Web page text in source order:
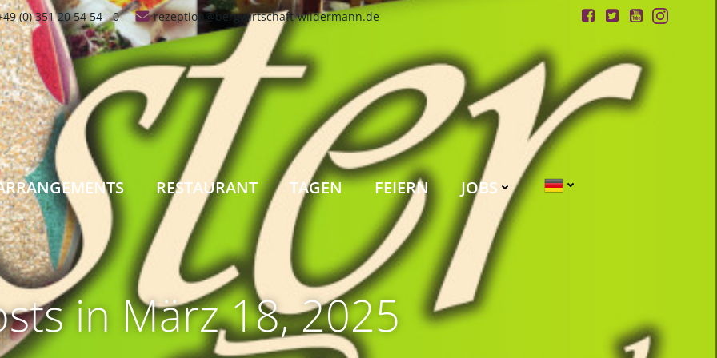
(0) 351 20 54 54 - 0 rezeption@bergwirtschaft-wildermann.de
RESTAURANT TAGEN FEIERN JOBS
in März 18, 2025